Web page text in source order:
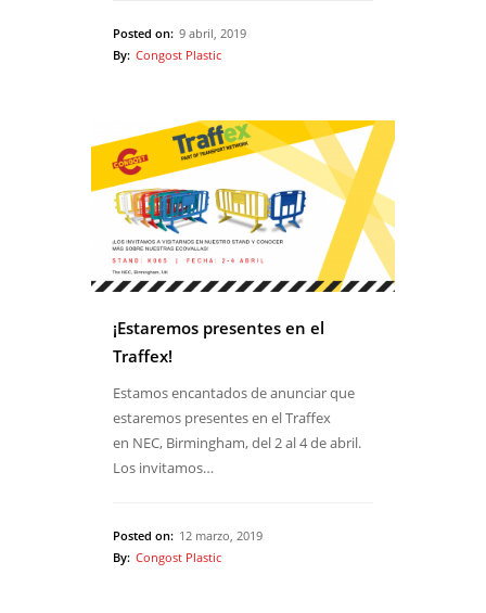
Posted on: 9 abril, 2019
By: Congost Plastic
¡Estaremos presentes en el
Traffex!
Estamos encantados de anunciar que
estaremos presentes en el Traffex
en NEC, Birmingham, del 2 al 4 de abril.
Los invitamos…
Posted on: 12 marzo, 2019
By: Congost Plastic